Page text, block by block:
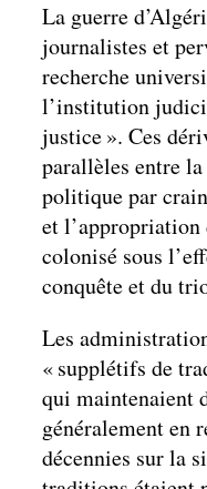
La guerre
journalistes et
recherche
l’institution
justice ». Ces
parallèles entre
politique par
et l’appropriation
colonisé sous
conquête et du
Les
« supplétifs de
qui maintenaient
généralement en
décennies sur la